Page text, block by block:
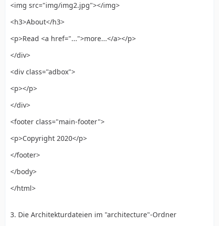
<img src="img/img2.jpg"></img>
<h3>About</h3>
<p>Read <a href="...">more...</a></p>
</div>
<div class="adbox">
<p></p>
</div>
<footer class="main-footer">
<p>Copyright 2020</p>
</footer>
</body>
</html>
3. Die Architekturdateien im "architecture"-Ordner